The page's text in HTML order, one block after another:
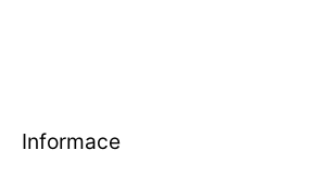
Informace